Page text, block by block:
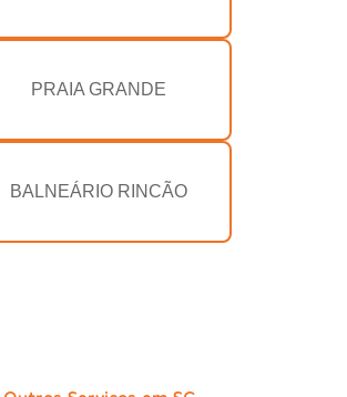
PRAIA GRANDE
BALNEÁRIO RINCÃO